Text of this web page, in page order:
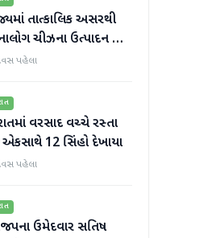
તાત્કાલિક અસરથી
ચીઝના ઉત્પાદન અને
પર પ્રતિબંધ.
પહેલા
વરસાદ વચ્ચે રસ્તા
12 સિંહો દેખાયા
પહેલા
ઉમેદવાર સતિષ